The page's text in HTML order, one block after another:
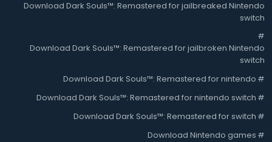
Download Dark Souls™: Remastered for jailbreaked Nintendo
switch
#
Download Dark Souls™: Remastered for jailbroken Nintendo
switch
#
Download Dark Souls™: Remastered for nintendo
#
Download Dark Souls™: Remastered for nintendo switch
#
Download Dark Souls™: Remastered for switch
#
Download Nintendo games